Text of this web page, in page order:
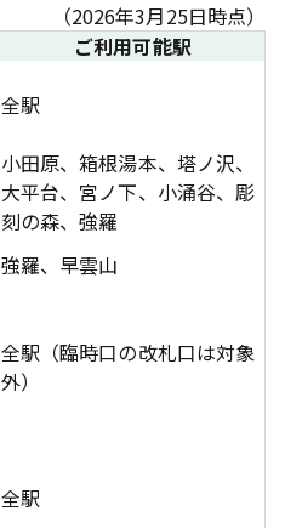
（2026年3月25日時点）
ご利用可能駅
全駅
小田原、箱根湯本、塔ノ沢、
大平台、宮ノ下、小涌谷、彫
刻の森、強羅
強羅、早雲山
全駅（臨時口の改札口は対象
外）
全駅